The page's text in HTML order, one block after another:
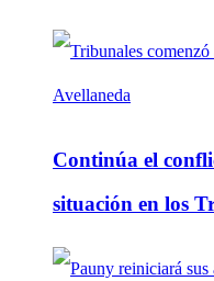
Continúa el
situación en los